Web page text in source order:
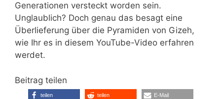
Generationen versteckt worden sein.
Unglaublich? Doch genau das besagt eine
Überlieferung über die Pyramiden von Gizeh,
wie Ihr es in diesem YouTube-Video erfahren
werdet.
Beitrag teilen
teilen teilen E-Mail